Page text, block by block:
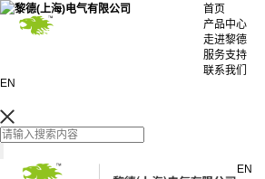
首页
产品中心
走进黎德
服务支持
联系我们
EN
EN